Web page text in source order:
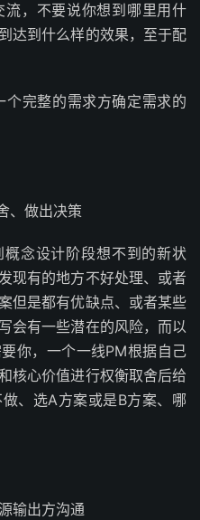
，不要说你想到哪里用什
达到什么样的效果，至于配
个完整的需求方确定需求的
、做出决策
念设计阶段想不到的新状
现有的地方不好处理、或者
但是都有优缺点、或者某些
会有一些潜在的风险，而以
你，一个一线PM根据自己
核心价值进行权衡取舍后给
、选A方案或是B方案、哪
输出方沟通